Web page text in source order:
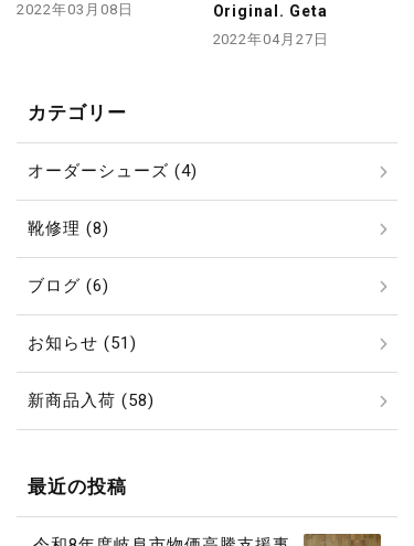
2022年03月08日 Original. Geta
2022年04月27日
カテゴリー
オーダーシューズ (4)
靴修理 (8)
ブログ (6)
お知らせ (51)
新商品入荷 (58)
最近の投稿